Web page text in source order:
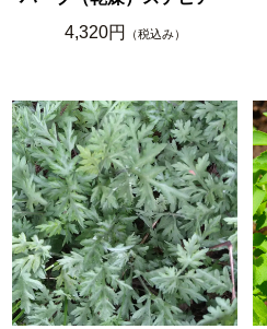
4,320円
（税込み）